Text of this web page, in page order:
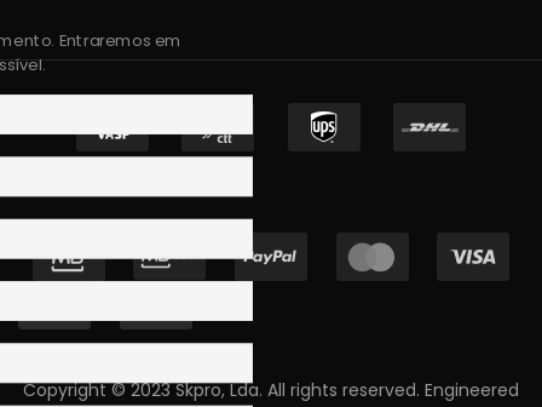
Copyright © 2023 Skpro, Lda. All rights reserved. Engineered
Entraremos em